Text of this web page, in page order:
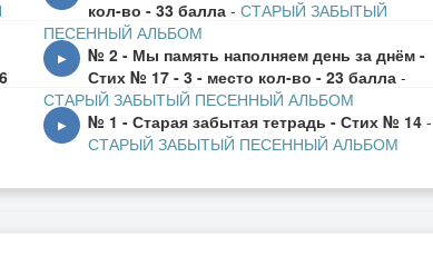
окошко
кофейнь.
то уж очень...
таких полномочий,
кол-во - 33 балла - СТАРЫЙ ЗАБЫТЫЙ
ПЕСЕННЫЙ АЛЬБОМ
▶
№ 2 - Мы память наполняем день за днём -
Стих № 17 - 3 - место кол-во - 23 балла -
СТАРЫЙ ЗАБЫТЫЙ ПЕСЕННЫЙ АЛЬБОМ
▶ № 1 - Старая забытая тетрадь - Стих № 14 -
СТАРЫЙ ЗАБЫТЫЙ ПЕСЕННЫЙ АЛЬБОМ